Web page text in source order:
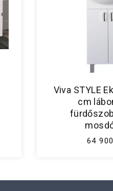
Viva STYLE
cm
64